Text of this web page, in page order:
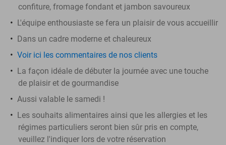
confiture, fromage fondant et jambon savoureux
L'équipe enthousiaste se fera un plaisir de vous accueillir
Dans un cadre moderne et chaleureux
Voir ici les commentaires de nos clients
La façon idéale de débuter la journée avec une touche
de plaisir et de gourmandise
Aussi valable le samedi !
Les souhaits alimentaires ainsi que les allergies et les
régimes particuliers seront bien sûr pris en compte,
veuillez l'indiquer lors de votre réservation